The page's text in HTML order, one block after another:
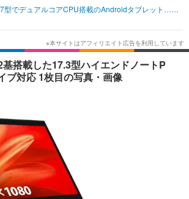
その他
韓国・芸能
スポーツ
グルメ
ショッピング
方法
型でデュアルコアCPU搭載のAndroidタブレット……
搭載した17.3型ハイエンドノートP
対応 1枚目の写真・画像